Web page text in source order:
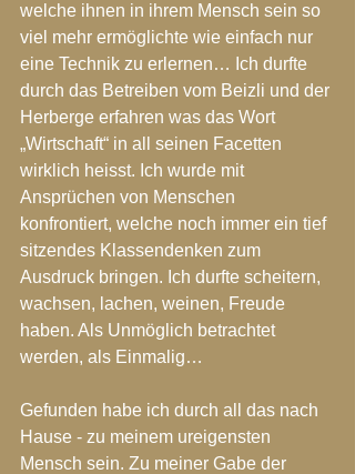
welche ihnen in ihrem Mensch sein so
viel mehr ermöglichte wie einfach nur
eine Technik zu erlernen… Ich durfte
durch das Betreiben vom Beizli und der
Herberge erfahren was das Wort
„Wirtschaft“ in all seinen Facetten
wirklich heisst. Ich wurde mit
Ansprüchen von Menschen
konfrontiert, welche noch immer ein tief
sitzendes Klassendenken zum
Ausdruck bringen. Ich durfte scheitern,
wachsen, lachen, weinen, Freude
haben. Als Unmöglich betrachtet
werden, als Einmalig…
Gefunden habe ich durch all das nach
Hause - zu meinem ureigensten
Mensch sein. Zu meiner Gabe der